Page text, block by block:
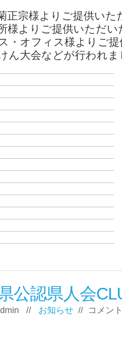
報
告
は
正宗様よりご提供いた
様よりご提供いただ
・オフィス様よりご
ん大会などが行われま
公認県人会
// お知らせ //
第
コメン